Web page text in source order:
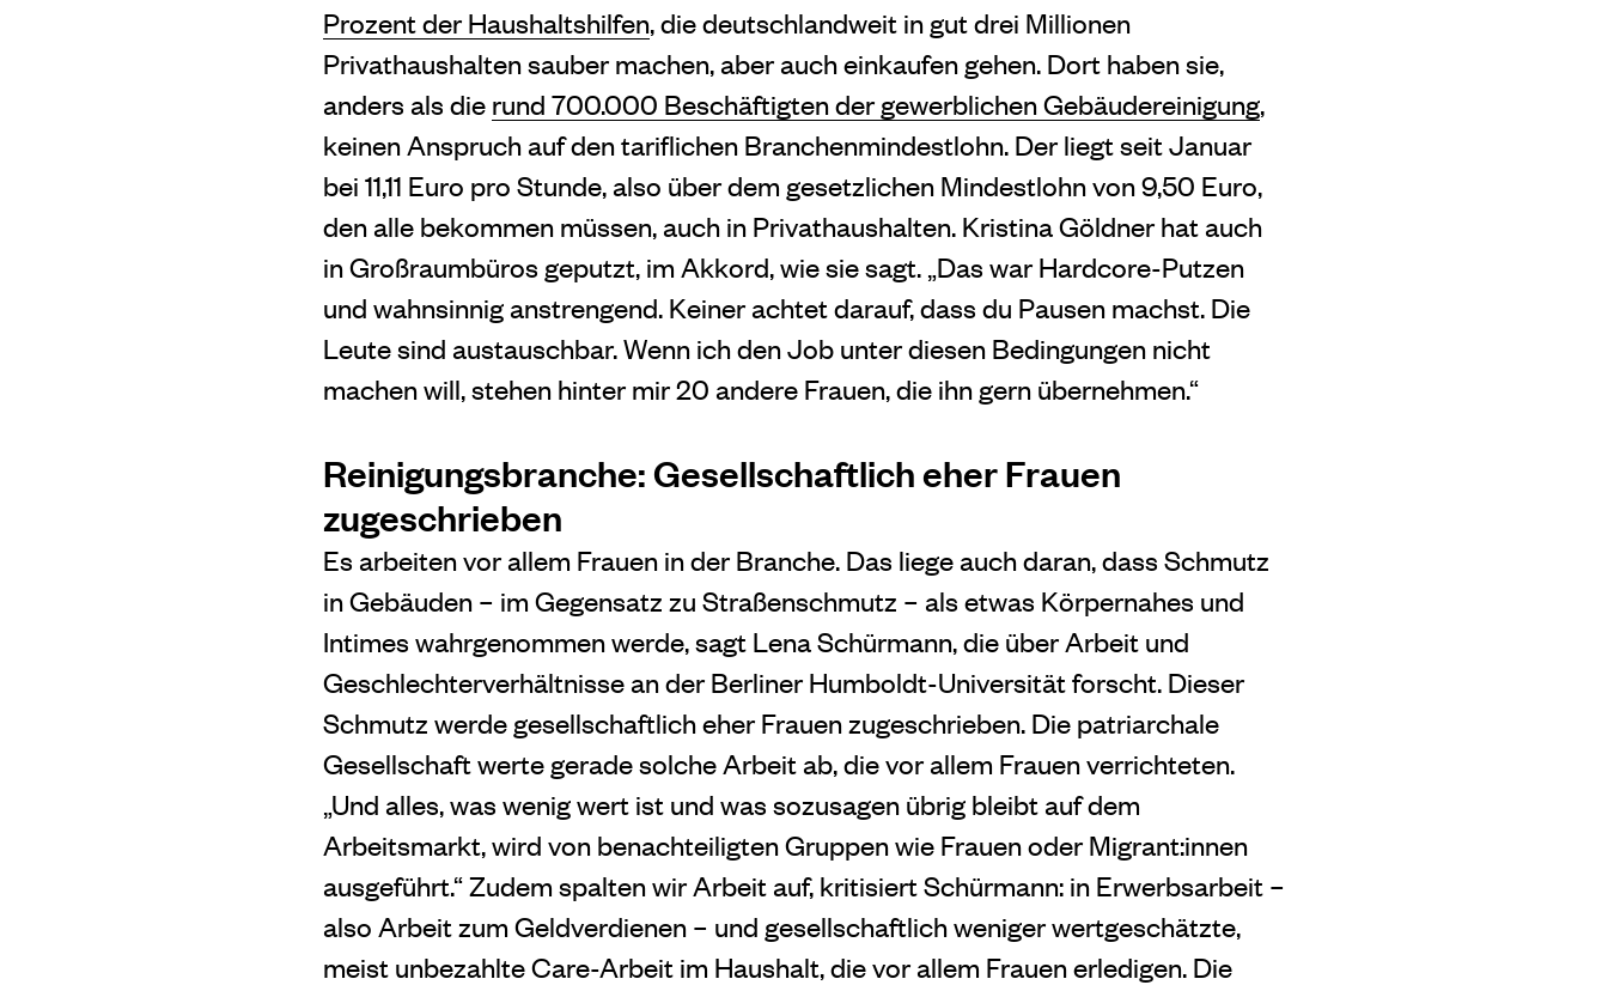
Prozent der Haushaltshilfen, die deutschlandweit in gut drei Millionen
Privathaushalten sauber machen, aber auch einkaufen gehen. Dort haben sie,
anders als die rund 700.000 Beschäftigten der gewerblichen Gebäudereinigung,
keinen Anspruch auf den tariflichen Branchenmindestlohn. Der liegt seit Januar
bei 11,11 Euro pro Stunde, also über dem gesetzlichen Mindestlohn von 9,50 Euro,
den alle bekommen müssen, auch in Privathaushalten. Kristina Göldner hat auch
in Großraumbüros geputzt, im Akkord, wie sie sagt. „Das war Hardcore-Putzen
und wahnsinnig anstrengend. Keiner achtet darauf, dass du Pausen machst. Die
Leute sind austauschbar. Wenn ich den Job unter diesen Bedingungen nicht
machen will, stehen hinter mir 20 andere Frauen, die ihn gern übernehmen.“
Reinigungsbranche: Gesellschaftlich eher Frauen
zugeschrieben
Es arbeiten vor allem Frauen in der Branche. Das liege auch daran, dass Schmutz
in Gebäuden – im Gegensatz zu Straßenschmutz – als etwas Körpernahes und
Intimes wahrgenommen werde, sagt Lena Schürmann, die über Arbeit und
Geschlechterverhältnisse an der Berliner Humboldt-Universität forscht. Dieser
Schmutz werde gesellschaftlich eher Frauen zugeschrieben. Die patriarchale
Gesellschaft werte gerade solche Arbeit ab, die vor allem Frauen verrichteten.
„Und alles, was wenig wert ist und was sozusagen übrig bleibt auf dem
Arbeitsmarkt, wird von benachteiligten Gruppen wie Frauen oder Migrant:innen
ausgeführt.“ Zudem spalten wir Arbeit auf, kritisiert Schürmann: in Erwerbsarbeit –
also Arbeit zum Geldverdienen – und gesellschaftlich weniger wertgeschätzte,
meist unbezahlte Care-Arbeit im Haushalt, die vor allem Frauen erledigen. Die